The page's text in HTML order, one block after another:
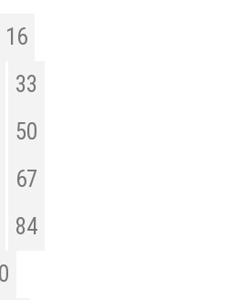
16
33
50
67
84